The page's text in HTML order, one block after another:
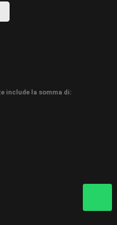
posati) Premere saldamente i
e soffitto in modo uniforme, e
e poi pitturare il tutto. In tutti i
rispetto alla metratura
consigliamo di ordinare
lo sfrido di materiale.
24-04-2026
include la somma di: